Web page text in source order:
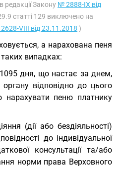
редакції Закону № 2888-IX від
статті 129 виключено на
VIII від 23.11.2018 )
а нарахована пеня
випадках:
дня, що настає за днем,
відповідно до цього
нарахувати пеню платнику
(дії або бездіяльності)
до індивідуальної
консультації та/або
норми права Верховного